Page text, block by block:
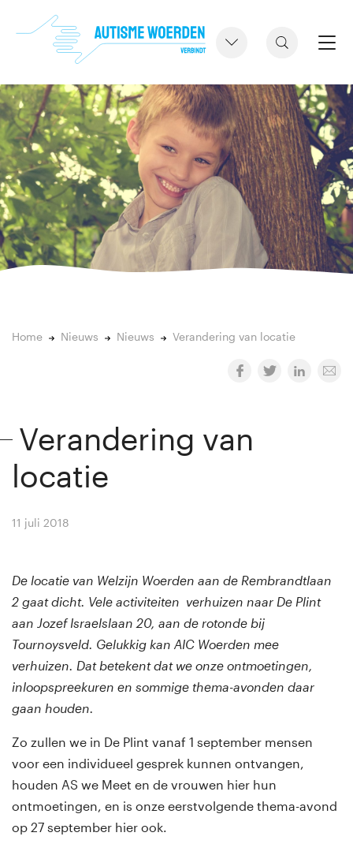
Home Nieuws Nieuws Verandering van locatie
Verandering van
locatie
11 juli 2018
De locatie van Welzijn Woerden aan de Rembrandtlaan
2 gaat dicht. Vele activiteiten verhuizen naar De Plint
aan Jozef Israelslaan 20, aan de rotonde bij
Tournoysveld. Gelukkig kan AIC Woerden mee
verhuizen. Dat betekent dat we onze ontmoetingen,
inloopspreekuren en sommige thema-avonden daar
gaan houden.
Zo zullen we in De Plint vanaf 1 september mensen
voor een individueel gesprek kunnen ontvangen,
houden AS we Meet en de vrouwen hier hun
ontmoetingen, en is onze eerstvolgende thema-avond
op 27 september hier ook.